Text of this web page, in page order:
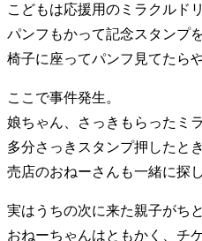
こどもは応援用のミラクルド
パンフもかって記念スタンプ
椅子に座ってパンフ見てたら
ここで事件発生。
娘ちゃん、さっきもらったミ
多分さっきスタンプ押したと
売店のおねーさんも一緒に探
実はうちの次に来た親子がち
おねーちゃんはともかく、チ